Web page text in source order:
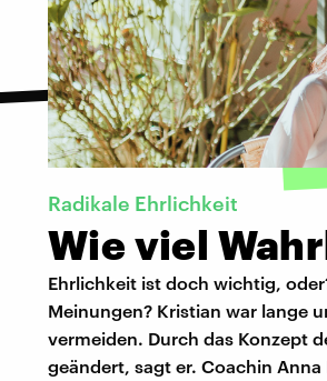
Radikale Ehrlichkeit
Wie viel
Ehrlichkeit ist doch wichtig,
Meinungen? Kristian war lange
vermeiden. Durch das Konzept
geändert, sagt er. Coachin